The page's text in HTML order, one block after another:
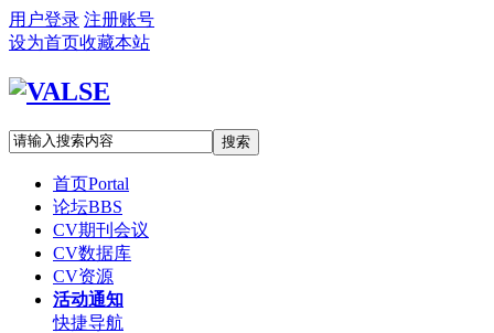
用户登录 注册账号
设为首页收藏本站
搜索
首页Portal
论坛BBS
CV期刊会议
CV数据库
CV资源
活动通知
快捷导航